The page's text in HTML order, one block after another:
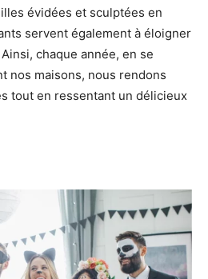
évidées et sculptées en
servent également à éloigner
chaque année, en se
nos maisons, nous rendons
tout en ressentant un délicieux